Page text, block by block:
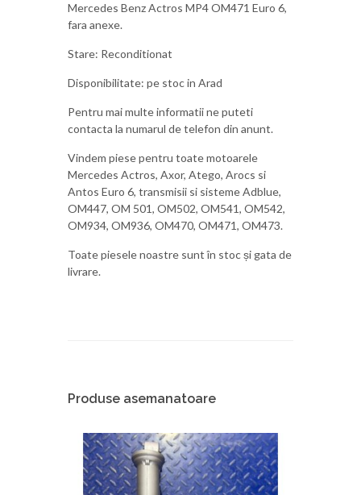
Mercedes Benz Actros MP4 OM471 Euro 6,
fara anexe.
Stare: Reconditionat
Disponibilitate: pe stoc in Arad
Pentru mai multe informatii ne puteti
contacta la numarul de telefon din anunt.
Vindem piese pentru toate motoarele
Mercedes Actros, Axor, Atego, Arocs si
Antos Euro 6, transmisii si sisteme Adblue,
OM447, OM 501, OM502, OM541, OM542,
OM934, OM936, OM470, OM471, OM473.
Toate piesele noastre sunt în stoc și gata de
livrare.
Produse asemanatoare